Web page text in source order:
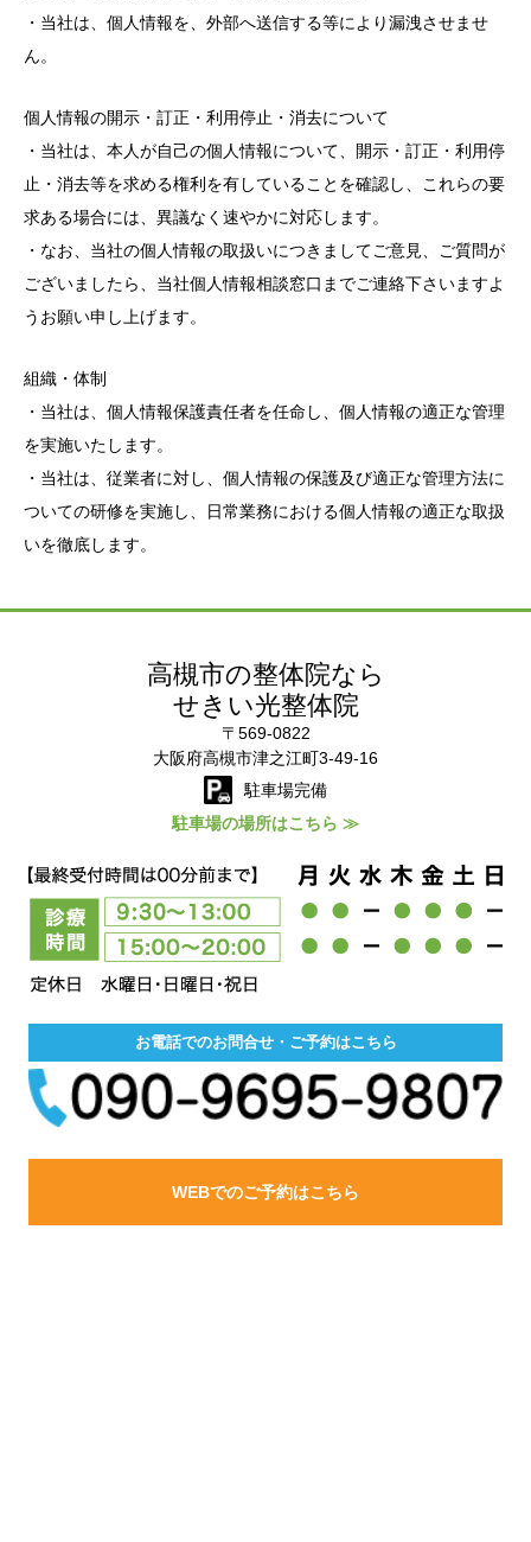
・当社は、個人情報を、外部へ送信する等により漏洩させませ
ん。
個人情報の開示・訂正・利用停止・消去について
・当社は、本人が自己の個人情報について、開示・訂正・利用停
止・消去等を求める権利を有していることを確認し、これらの要
求ある場合には、異議なく速やかに対応します。
・なお、当社の個人情報の取扱いにつきましてご意見、ご質問が
ございましたら、当社個人情報相談窓口までご連絡下さいますよ
うお願い申し上げます。
組織・体制
・当社は、個人情報保護責任者を任命し、個人情報の適正な管理
を実施いたします。
・当社は、従業者に対し、個人情報の保護及び適正な管理方法に
ついての研修を実施し、日常業務における個人情報の適正な取扱
いを徹底します。
高槻市の整体院なら
せきい光整体院
〒569-0822
大阪府高槻市津之江町3-49-16
駐車場完備
駐車場の場所はこちら ≫
お電話でのお問合せ・ご予約はこちら
WEBでのご予約はこちら